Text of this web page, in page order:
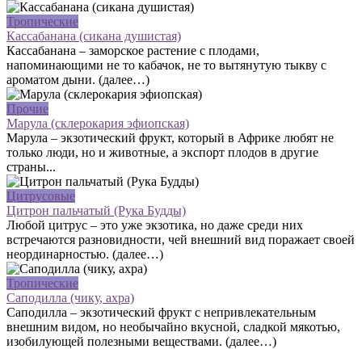
Тропические
Кассабанана (сикана душистая)
Кассабанана – заморское растение с плодами,
напоминающими не то кабачок, не то вытянутую тыкву с
ароматом дыни. (далее…)
Прочие
Марула (склерокария эфиопская)
Марула – экзотический фрукт, который в Африке любят не
только люди, но и животные, а экспорт плодов в другие
страны...
Цитрусовые
Цитрон пальчатый (Рука Будды)
Любой цитрус – это уже экзотика, но даже среди них
встречаются разновидности, чей внешний вид поражает своей
неординарностью. (далее…)
Тропические
Саподилла (чику, ахра)
Саподилла – экзотический фрукт с непривлекательным
внешним видом, но необычайно вкусной, сладкой мякотью,
изобилующей полезными веществами. (далее…)